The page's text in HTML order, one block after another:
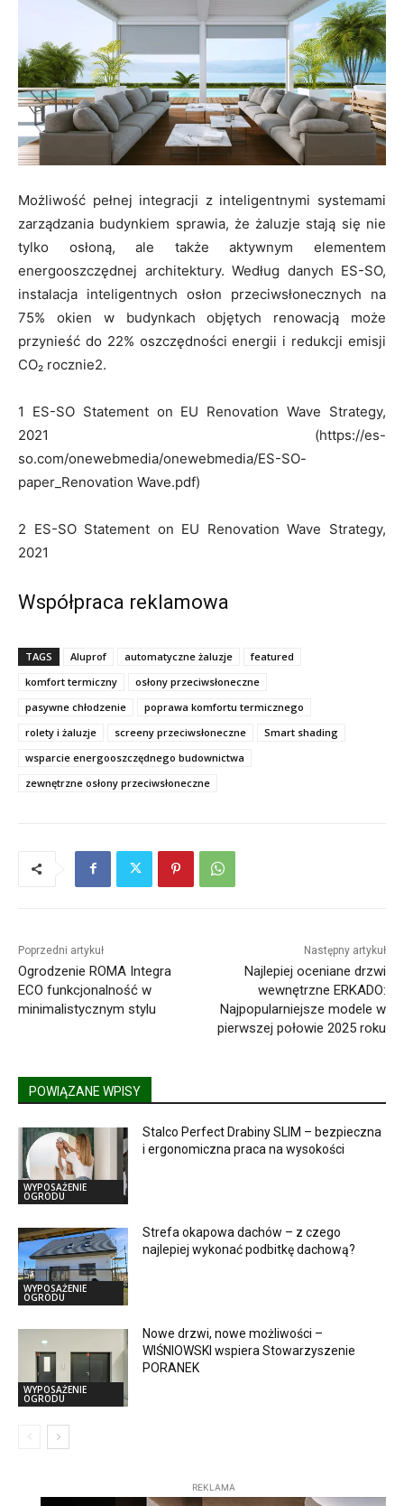
Możliwość pełnej integracji z inteligentnymi systemami
zarządzania budynkiem sprawia, że żaluzje stają się nie
tylko osłoną, ale także aktywnym elementem
energooszczędnej architektury. Według danych ES-SO,
instalacja inteligentnych osłon przeciwsłonecznych na
75% okien w budynkach objętych renowacją może
przynieść do 22% oszczędności energii i redukcji emisji
CO₂ rocznie2.
1 ES-SO Statement on EU Renovation Wave Strategy,
2021 (https://es-
so.com/onewebmedia/onewebmedia/ES-SO-
paper_Renovation Wave.pdf)
2 ES-SO Statement on EU Renovation Wave Strategy,
2021
Współpraca reklamowa
TAGS Aluprof automatyczne żaluzje
featured
komfort termiczny
osłony przeciwsłoneczne
pasywne chłodzenie
poprawa komfortu termicznego
rolety i żaluzje
screeny przeciwsłoneczne
Smart shading
wsparcie energooszczędnego budownictwa
zewnętrzne osłony przeciwsłoneczne
Poprzedni artykuł
Ogrodzenie ROMA Integra
ECO funkcjonalność w
minimalistycznym stylu
Następny artykuł
Najlepiej oceniane drzwi
wewnętrzne ERKADO:
Najpopularniejsze modele w
pierwszej połowie 2025 roku
POWIĄZANE WPISY
WYPOSAŻENIE
OGRODU
Stalco Perfect Drabiny SLIM – bezpieczna
i ergonomiczna praca na wysokości
WYPOSAŻENIE
OGRODU
Strefa okapowa dachów – z czego
najlepiej wykonać podbitkę dachową?
WYPOSAŻENIE
OGRODU
Nowe drzwi, nowe możliwości –
WIŚNIOWSKI wspiera Stowarzyszenie
PORANEK
REKLAMA